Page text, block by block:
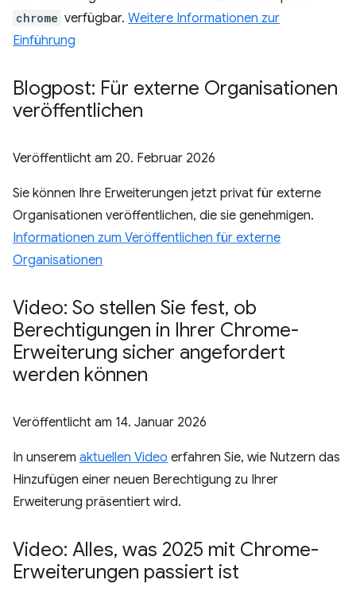
chrome verfügbar. Weitere Informationen zur
Einführung
Blogpost: Für externe Organisationen
veröffentlichen
Veröffentlicht am 20. Februar 2026
Sie können Ihre Erweiterungen jetzt privat für externe
Organisationen veröffentlichen, die sie genehmigen.
Informationen zum Veröffentlichen für externe
Organisationen
Video: So stellen Sie fest, ob
Berechtigungen in Ihrer Chrome-
Erweiterung sicher angefordert
werden können
Veröffentlicht am 14. Januar 2026
In unserem aktuellen Video erfahren Sie, wie Nutzern das
Hinzufügen einer neuen Berechtigung zu Ihrer
Erweiterung präsentiert wird.
Video: Alles, was 2025 mit Chrome-
Erweiterungen passiert ist